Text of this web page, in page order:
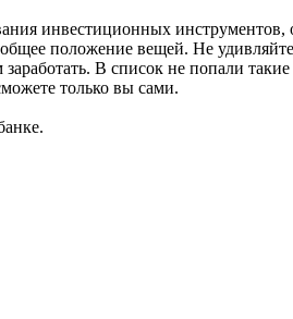
инвестиционных
положение вещей. Не
В список не попали
только вы сами.